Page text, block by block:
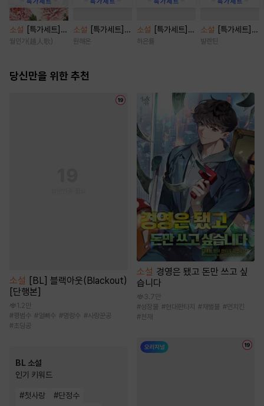
소설
[특가세트]
사가황후(谢家皇
월인가(越人歌)
소설
[특가세트]
[BL] 짝사랑 탈곡
원해온
소설
[특가세트]
코튼 프라이드(co
허은률
소설
[특가세트]
넣어두세요, 그까
발렌틴
당신만을 위한 추천
소설 [BL] 블랙아웃(Blackout)
[단행본]
1.2만
#평범수 #얼빠수 #명랑수 #사랑꾼공
#초딩공
BL 소설
인기 키워드
#첫사랑 #단정수
소설 경영은 됐고 돈만 쓰고 싶
습니다
3.7만
#성장물 #현대판타지 #재벌물 #먼치킨
#천재